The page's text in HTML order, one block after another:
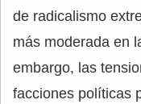
de radicalismo
más moderada en
embargo, las
facciones políticas